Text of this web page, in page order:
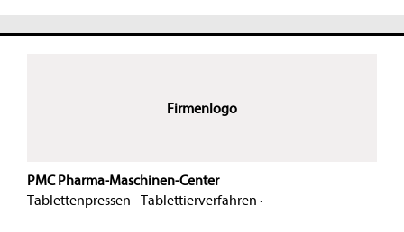
Firmenlogo
PMC Pharma-Maschinen-Center
Tablettenpressen - Tablettierverfahren ·